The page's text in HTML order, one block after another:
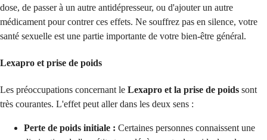
dose, de passer à un autre antidépresseur, ou d'ajouter un autre
médicament pour contrer ces effets. Ne souffrez pas en silence, votre
santé sexuelle est une partie importante de votre bien-être général.
Lexapro et prise de poids
Les préoccupations concernant le Lexapro et la prise de poids sont
très courantes. L'effet peut aller dans les deux sens :
Perte de poids initiale : Certaines personnes connaissent une